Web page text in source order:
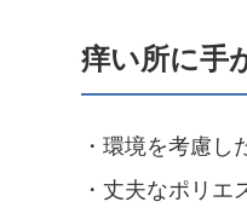
痒い所に手
・環境を考慮し
・丈夫なポリエ